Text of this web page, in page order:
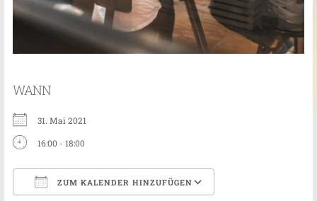
WANN
31. Mai 2021
16:00 - 18:00
ZUM KALENDER HINZUFÜGEN